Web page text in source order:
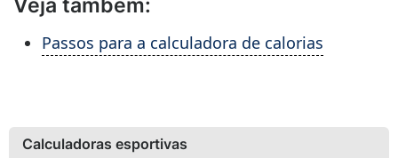
Veja também:
Passos para a calculadora de calorias
Calculadoras esportivas